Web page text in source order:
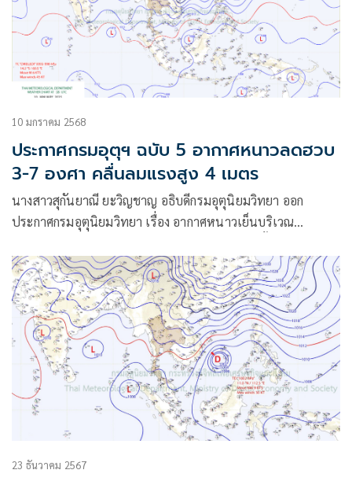
10 มกราคม 2568
ประกาศกรมอุตุฯ ฉบับ 5 อากาศหนาวลดฮวบ
3-7 องศา คลื่นลมแรงสูง 4 เมตร
นางสาวสุกันยาณี ยะวิญชาญ อธิบดีกรมอุตุนิยมวิทยา ออก
ประกาศกรมอุตุนิยมวิทยา เรื่อง อากาศหนาวเย็นบริเวณ
อันดามัน (มีผลกระทบจนถึงวันที่ 13 มกราคม 2568) ฉบับที่ 5
23 ธันวาคม 2567